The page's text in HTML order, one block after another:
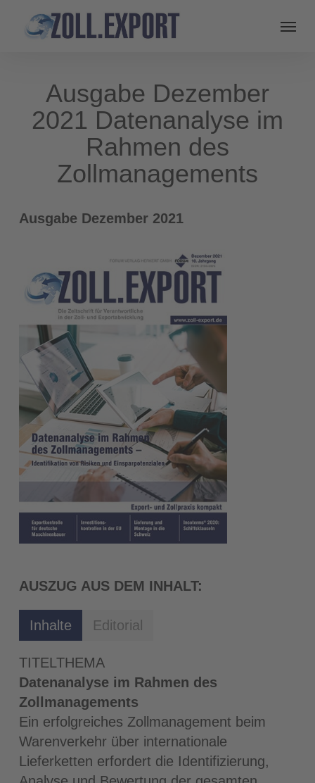
Ausgabe Dezember
2021 Datenanalyse im
Rahmen des
Zollmanagements
Ausgabe Dezember 2021
AUSZUG AUS DEM INHALT:
Inhalte Editorial
TITELTHEMA
Datenanalyse im Rahmen des
Zollmanagements
Ein erfolgreiches Zollmanagement beim
Warenverkehr über internationale
Lieferketten erfordert die Identifizierung,